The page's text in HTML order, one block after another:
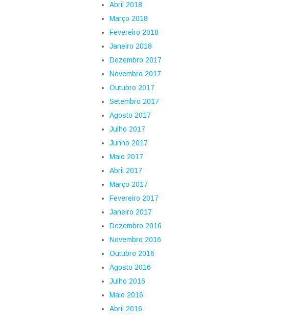
Abril 2018
Março 2018
Fevereiro 2018
Janeiro 2018
Dezembro 2017
Novembro 2017
Outubro 2017
Setembro 2017
Agosto 2017
Julho 2017
Junho 2017
Maio 2017
Abril 2017
Março 2017
Fevereiro 2017
Janeiro 2017
Dezembro 2016
Novembro 2016
Outubro 2016
Agosto 2016
Julho 2016
Maio 2016
Abril 2016